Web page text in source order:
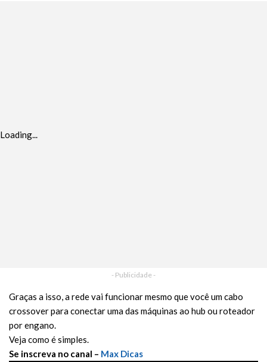
Loading...
- Publicidade -
Graças a isso, a rede vai funcionar mesmo que você um cabo
crossover para conectar uma das máquinas ao hub ou roteador
por engano.
Veja como é simples.
Se inscreva no canal – Max Dicas